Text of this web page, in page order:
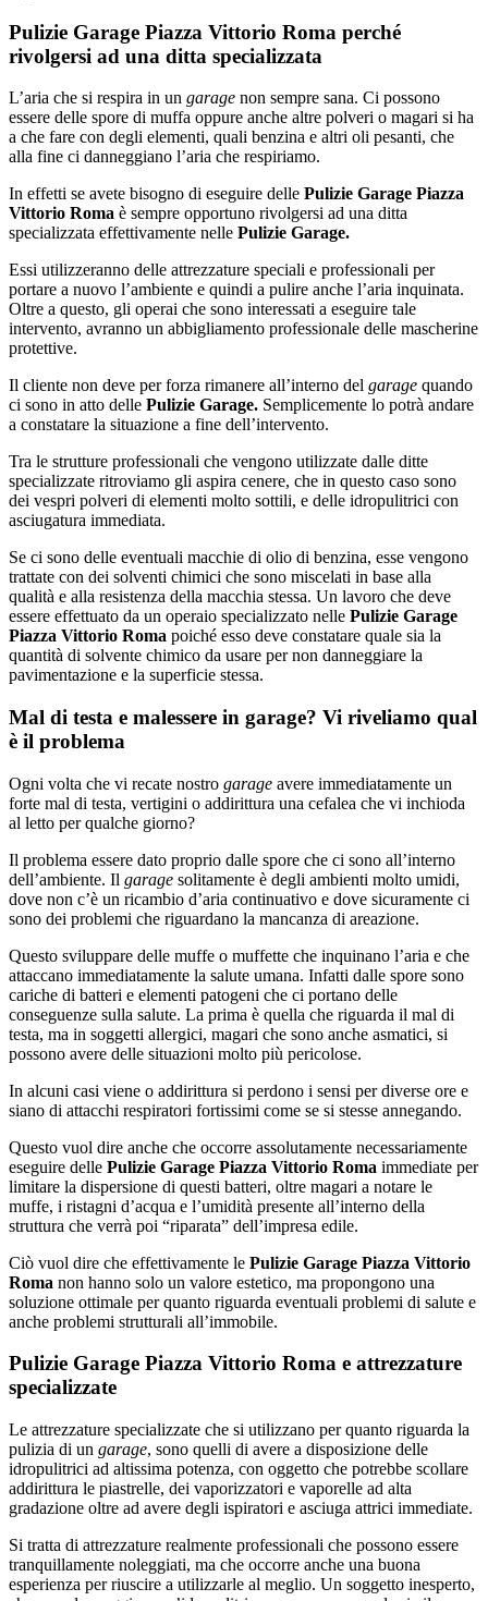
Pulizie Garage Piazza Vittorio Roma perché
rivolgersi ad una ditta specializzata
L’aria che si respira in un garage non sempre sana. Ci possono
essere delle spore di muffa oppure anche altre polveri o magari si ha
a che fare con degli elementi, quali benzina e altri oli pesanti, che
alla fine ci danneggiano l’aria che respiriamo.
In effetti se avete bisogno di eseguire delle Pulizie Garage Piazza
Vittorio Roma è sempre opportuno rivolgersi ad una ditta
specializzata effettivamente nelle Pulizie Garage.
Essi utilizzeranno delle attrezzature speciali e professionali per
portare a nuovo l’ambiente e quindi a pulire anche l’aria inquinata.
Oltre a questo, gli operai che sono interessati a eseguire tale
intervento, avranno un abbigliamento professionale delle mascherine
protettive.
Il cliente non deve per forza rimanere all’interno del garage quando
ci sono in atto delle Pulizie Garage. Semplicemente lo potrà andare
a constatare la situazione a fine dell’intervento.
Tra le strutture professionali che vengono utilizzate dalle ditte
specializzate ritroviamo gli aspira cenere, che in questo caso sono
dei vespri polveri di elementi molto sottili, e delle idropulitrici con
asciugatura immediata.
Se ci sono delle eventuali macchie di olio di benzina, esse vengono
trattate con dei solventi chimici che sono miscelati in base alla
qualità e alla resistenza della macchia stessa. Un lavoro che deve
essere effettuato da un operaio specializzato nelle Pulizie Garage
Piazza Vittorio Roma poiché esso deve constatare quale sia la
quantità di solvente chimico da usare per non danneggiare la
pavimentazione e la superficie stessa.
Mal di testa e malessere in garage? Vi riveliamo qual
è il problema
Ogni volta che vi recate nostro garage avere immediatamente un
forte mal di testa, vertigini o addirittura una cefalea che vi inchioda
al letto per qualche giorno?
Il problema essere dato proprio dalle spore che ci sono all’interno
dell’ambiente. Il garage solitamente è degli ambienti molto umidi,
dove non c’è un ricambio d’aria continuativo e dove sicuramente ci
sono dei problemi che riguardano la mancanza di areazione.
Questo sviluppare delle muffe o muffette che inquinano l’aria e che
attaccano immediatamente la salute umana. Infatti dalle spore sono
cariche di batteri e elementi patogeni che ci portano delle
conseguenze sulla salute. La prima è quella che riguarda il mal di
testa, ma in soggetti allergici, magari che sono anche asmatici, si
possono avere delle situazioni molto più pericolose.
In alcuni casi viene o addirittura si perdono i sensi per diverse ore e
siano di attacchi respiratori fortissimi come se si stesse annegando.
Questo vuol dire anche che occorre assolutamente necessariamente
eseguire delle Pulizie Garage Piazza Vittorio Roma immediate per
limitare la dispersione di questi batteri, oltre magari a notare le
muffe, i ristagni d’acqua e l’umidità presente all’interno della
struttura che verrà poi “riparata” dell’impresa edile.
Ciò vuol dire che effettivamente le Pulizie Garage Piazza Vittorio
Roma non hanno solo un valore estetico, ma propongono una
soluzione ottimale per quanto riguarda eventuali problemi di salute e
anche problemi strutturali all’immobile.
Pulizie Garage Piazza Vittorio Roma e attrezzature
specializzate
Le attrezzature specializzate che si utilizzano per quanto riguarda la
pulizia di un garage, sono quelli di avere a disposizione delle
idropulitrici ad altissima potenza, con oggetto che potrebbe scollare
addirittura le piastrelle, dei vaporizzatori e vaporelle ad alta
gradazione oltre ad avere degli ispiratori e asciuga attrici immediate.
Si tratta di attrezzature realmente professionali che possono essere
tranquillamente noleggiati, ma che occorre anche una buona
esperienza per riuscire a utilizzarle al meglio. Un soggetto inesperto,